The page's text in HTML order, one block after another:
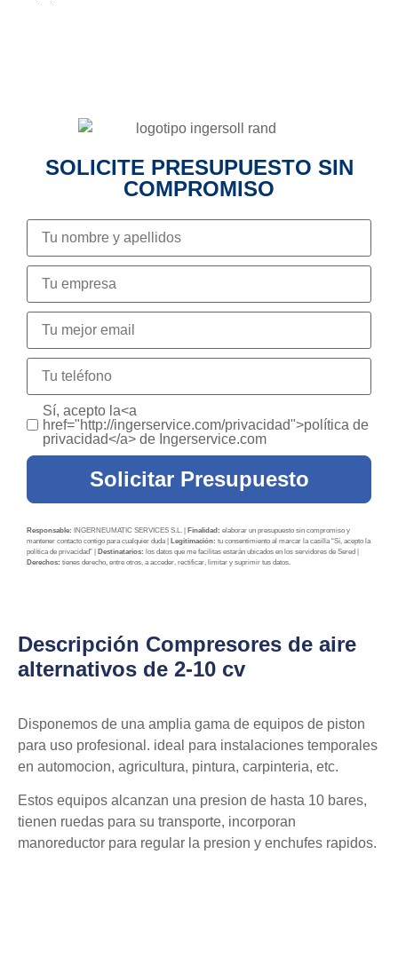
SOLICITE PRESUPUESTO SIN
COMPROMISO
Sí, acepto la<a
href="http://ingerservice.com/privacidad">política de
privacidad</a> de Ingerservice.com
Solicitar Presupuesto
Responsable: INGERNEUMATIC SERVICES S.L. | Finalidad: elaborar un presupuesto sin compromiso y
mantener contacto contigo para cualquier duda | Legitimación: tu consentimiento al marcar la casilla “Sí, acepto la
política de privacidad” | Destinatarios: los datos que me facilitas estarán ubicados en los servidores de Sered |
Derechos: tienes derecho, entre otros, a acceder, rectificar, limitar y suprimir tus datos.
Descripción Compresores de aire
alternativos de 2-10 cv
Disponemos de una amplia gama de equipos de piston
para uso profesional. ideal para instalaciones temporales
en automocion, agricultura, pintura, carpinteria, etc.
Estos equipos alcanzan una presion de hasta 10 bares,
tienen ruedas para su transporte, incorporan
manoreductor para regular la presion y enchufes rapidos.